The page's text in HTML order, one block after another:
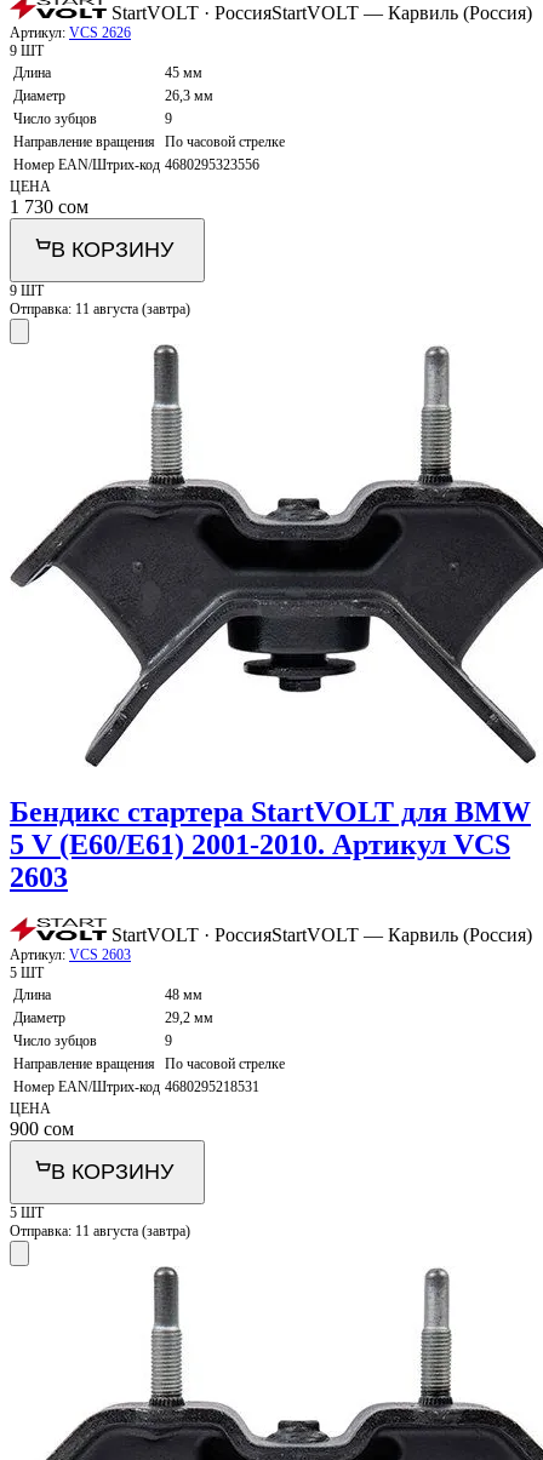
StartVOLT · РоссияStartVOLT — Карвиль (Россия)
Артикул: VCS 2626
9 ШТ
Длина
45 мм
Диаметр
26,3 мм
Число зубцов
9
Направление вращения По часовой стрелке
Номер EAN/Штрих-код 4680295323556
ЦЕНА
1 730 сом
В КОРЗИНУ
9 ШТ
Отправка: 11 августа (завтра)
Бендикс стартера StartVOLT для BMW
5 V (E60/E61) 2001-2010. Артикул VCS
2603
StartVOLT · РоссияStartVOLT — Карвиль (Россия)
Артикул: VCS 2603
5 ШТ
Длина
48 мм
Диаметр
29,2 мм
Число зубцов
9
Направление вращения По часовой стрелке
Номер EAN/Штрих-код 4680295218531
ЦЕНА
900 сом
В КОРЗИНУ
5 ШТ
Отправка: 11 августа (завтра)